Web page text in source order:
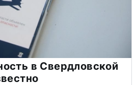
в Свердловской